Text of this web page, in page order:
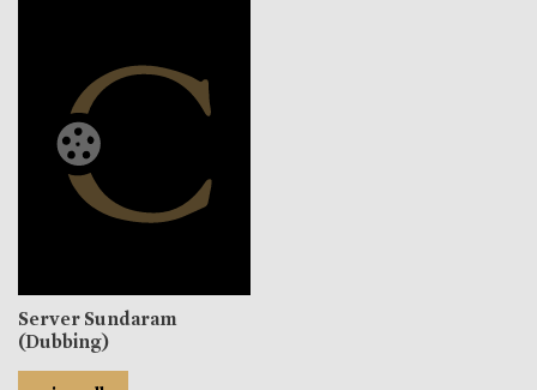
Server Sundaram
(Dubbing)